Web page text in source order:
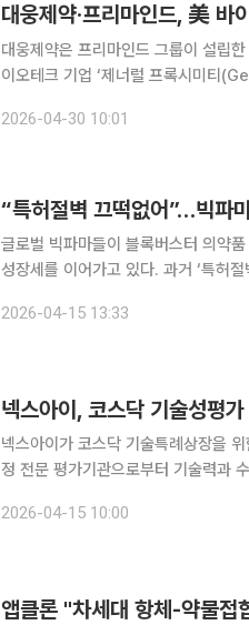
대웅제약·프리마인드, 美 바
대웅제약은 프리마인드 그룹이 설립
이오테크 기업 ‘제너럴 프록시미티
을 확보하고, 글로벌 협력 기반을 확대
2026-04-30 10:01
“특허절벽 끄떡없어”…빅파
글로벌 빅파마들이 블록버스터 의약
성장세를 이어가고 있다. 과거 ‘특허
에 따르면 존슨앤드존슨(J&J)은 14
2026-04-15 13:33
넥스아이, 코스닥 기술성평
넥스아이가 코스닥 기술특례상장을 위한 기술성평가를
정 전문 평가기관으로부터 기술력과
회사는 종양미세환경에서 발생하는
2026-04-15 10:00
앱클론 "차세대 항체-약물접